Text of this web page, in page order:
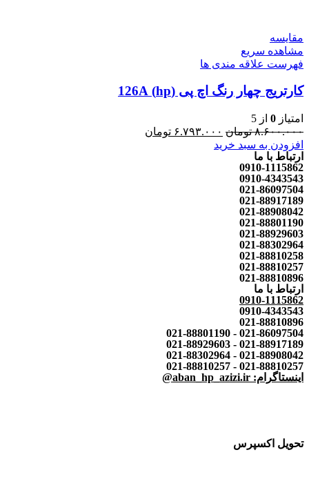
مقایسه
مشاهده سریع
فهرست علاقه مندی ها
کارتریج چهار رنگ اچ پی (hp) 126A
امتیاز 0 از 5
۸.۶۰۰.۰۰۰ تومان ۶.۷۹۳.۰۰۰ تومان
افزودن به سبد خرید
ارتباط با ما
0910-1115862
0910-4343543
021-86097504
021-88917189
021-88908042
021-88801190
021-88929603
021-88302964
021-88810258
021-88810257
021-88810896
ارتباط با ما
0910-1115862
0910-4343543
021-88810896
021-86097504 - 021-88801190
021-88917189 - 021-88929603
021-88908042 - 021-88302964
021-88810257 - 021-88810257
اینستاگرام: aban_hp_azizi.ir@
تحویل اکسپرس